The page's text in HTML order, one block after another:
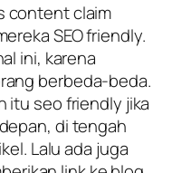
content claim
SEO friendly.
ini, karena
berbeda-beda.
itu seo friendly jika
di tengah
Lalu ada juga